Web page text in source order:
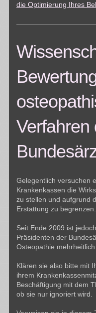
die Optimierung Ihres
Verfahren
Gelegentlich versuchen
Krankenkassen die
zu stellen und aufgrund
Erstattung zu begrenzen.
Seit Ende 2009 ist
Präsidenten der
Osteopathie
Klären sie also bitte mit
ihrem
Beschäftigung mit dem
ob sie nur ignoriert wird.